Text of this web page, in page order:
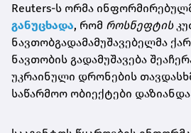
Reuters-ს ორმა
განუცხადა, რომ როსნეფტის
ნავთობგადამამუშავებელმა
ნავთობის გადამუშავება
უკრაინული დრონების
საწარმოო ობიექტები